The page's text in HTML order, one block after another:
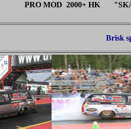
PRO MOD 2000+ HK
Brisk